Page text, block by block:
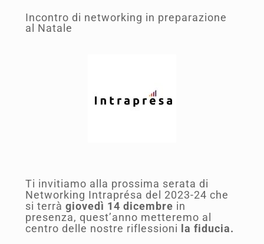
Incontro di networking in preparazione
al Natale
Ti invitiamo alla prossima serata di
Networking Intraprésa del 2023-24 che
si terrà giovedì 14 dicembre in
presenza, quest’anno metteremo al
centro delle nostre riflessioni
la fiducia.